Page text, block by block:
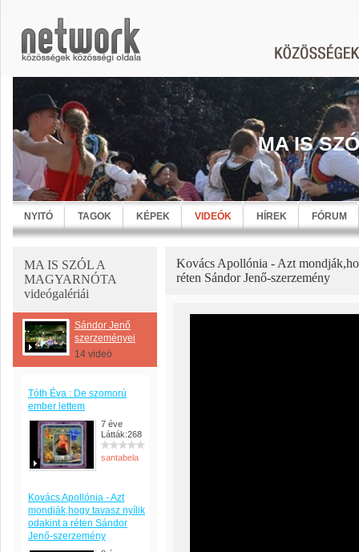
MA IS
NYITÓ TAGOK KÉPEK VIDEÓK HÍREK FÓRUM
MA IS SZÓL A
MAGYARNÓTA
videógalériái
Sándor Jenő
szerzeményei
14 videó
Tóth Éva : De szomorú
ember lettem
7 éve
Látták:268
santabela
Kovács Apollónia - Azt
mondják,hogy tavasz nyílik
odakint a réten Sándor
Jenő-szerzemény
Kovács Apollónia - Azt
réten Sándor Jenő-szerzemény